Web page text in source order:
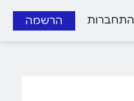
הרשמה התחברות